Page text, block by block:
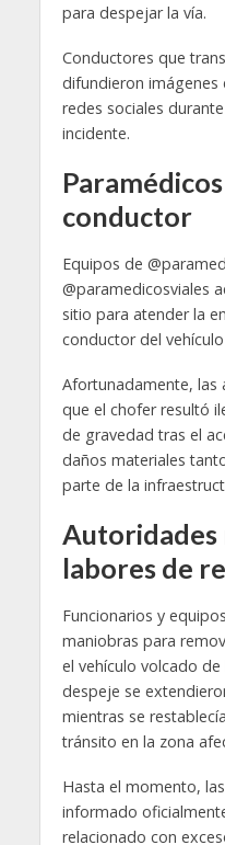
para despejar la vía.
Conductores que
difundieron imágenes
redes sociales
incidente.
conductor
Equipos de
@paramedicosviales
sitio para atender la
conductor del
Afortunadamente, las
que el chofer resultó
de gravedad tras el
daños materiales
parte de la
Autoridades
labores de
Funcionarios y
maniobras para
el vehículo volcado de
despeje se
mientras se
tránsito en la zona
Hasta el momento,
informado
relacionado con